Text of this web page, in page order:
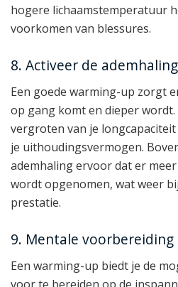
hogere lichaamstemperatuur
voorkomen van blessures.
8. Activeer de ademhaling
Een goede warming-up zorgt
op gang komt en dieper
vergroten van je
je uithoudingsvermogen.
ademhaling ervoor dat er
wordt opgenomen, wat weer
prestatie.
9. Mentale voorbereiding
Een warming-up biedt je de